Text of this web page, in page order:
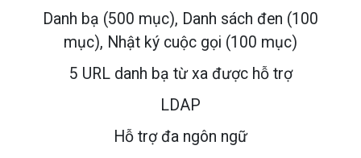
Danh bạ (500 mục), Danh sách đen (100
mục), Nhật ký cuộc gọi (100 mục)
5 URL danh bạ từ xa được hỗ trợ
LDAP
Hỗ trợ đa ngôn ngữ